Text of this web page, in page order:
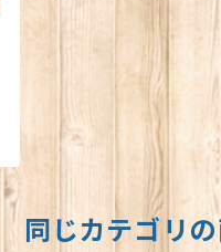
同じカテゴリ